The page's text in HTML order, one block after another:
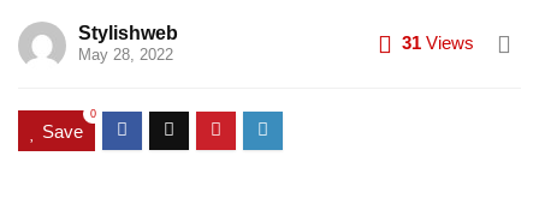
Stylishweb
May 28, 2022
31 Views
Save
0